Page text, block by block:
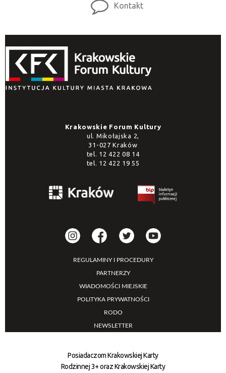
Kontakt
Krakowskie Forum Kultury
ul. Mikołajska 2,
31-027 Kraków
tel. 12 422 08 14
tel. 12 422 19 55
REGULAMINY I PROCEDURY
PARTNERZY
WIADOMOŚCI MIEJSKIE
POLITYKA PRYWATNOŚCI
RODO
NEWSLETTER
Posiadaczom Krakowskiej Karty
Rodzinnej 3+ oraz Krakowskiej Karty